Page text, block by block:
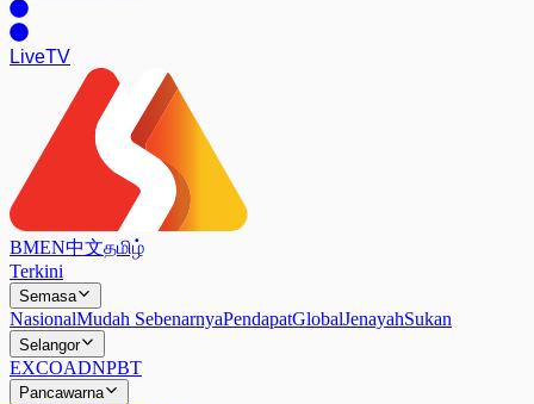
LiveTV
BMEN中文தமிழ்
Terkini
Semasa
NasionalMudah SebenarnyaPendapatGlobalJenayahSukan
Selangor
EXCOADNPBT
Pancawarna